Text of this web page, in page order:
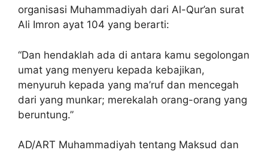
organisasi Muhammadiyah dari Al-Qur’an surat
Ali Imron ayat 104 yang berarti:
“Dan hendaklah ada di antara kamu segolongan
umat yang menyeru kepada kebajikan,
menyuruh kepada yang ma’ruf dan mencegah
dari yang munkar; merekalah orang-orang yang
beruntung.”
AD/ART Muhammadiyah tentang Maksud dan